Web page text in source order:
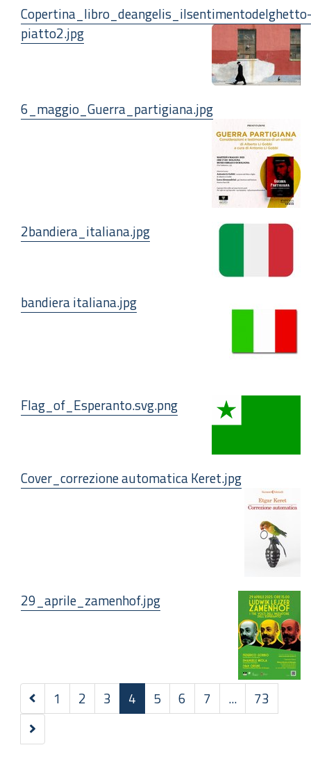
piatto2.jpg
6_maggio_Guerra_partigiana.jpg
2bandiera_italiana.jpg
bandiera italiana.jpg
Flag_of_Esperanto.svg.png
Cover_correzione automatica Keret.jpg
29_aprile_zamenhof.jpg
Precedenti
20
elementi
1 2 3 4 5 6 7 ...
73
Successivi
20